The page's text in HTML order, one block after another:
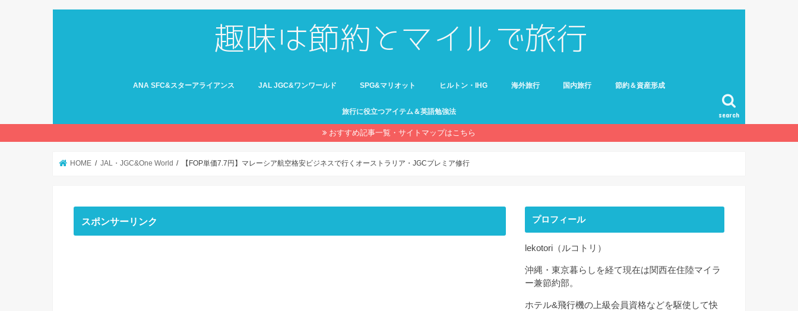
search
ANA SFC&スターアライアンス JAL JGC&ワンワールド SPG&マリオット ヒルトン・IHG 海外旅行 国内旅行 節約＆資産形成
旅行に役立つアイテム＆英語勉強法
おすすめ記事一覧・サイトマップはこちら
HOME JAL・JGC&One World 【FOP単価7.7円】マレーシア航空格安ビジネスで行くオーストラリア・JGCプレミア修行
スポンサーリンク プロフィール
lekotori（ルコトリ）
沖縄・東京暮らしを経て現在は関西在住陸マイラ
ー兼節約部。
ホテル&飛行機の上級会員資格などを駆使して快